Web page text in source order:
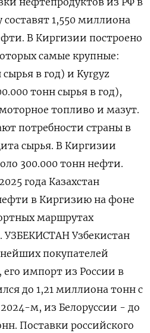
1,550 миллиона
В Киргизии построено
самые крупные:
в год) и Kyrgyz
тонн сырья в год),
топливо и мазут.
потребности страны в
сырья. В Киргизии
300.000 тонн нефти.
года Казахстан
в ‌Киргизию на фоне
маршрутах
УЗБЕКИСТАН Узбекистан
покупателей
его импорт из России в
до 1,21 миллиона тонн с
м, из Белоруссии - до
Поставки российского